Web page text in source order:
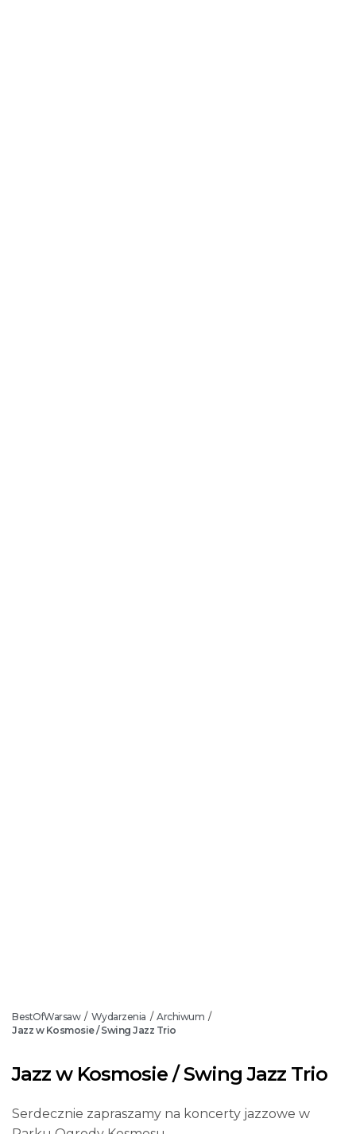
BestOfWarsaw / Wydarzenia / Archiwum /
Jazz w Kosmosie / Swing Jazz Trio
Jazz w Kosmosie / Swing Jazz Trio
Serdecznie zapraszamy na koncerty jazzowe w